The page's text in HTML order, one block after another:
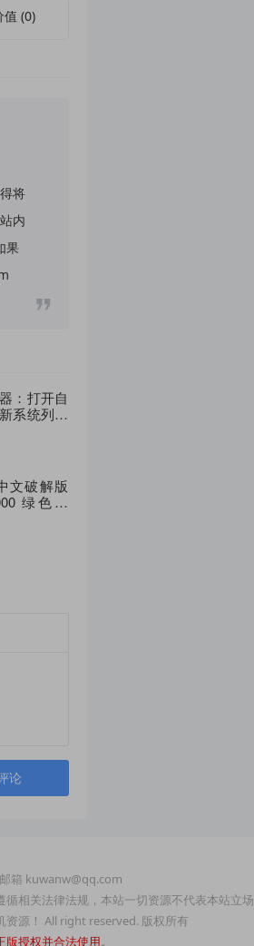
值(0)
将
内
果
：打开自
系统列表
文破解版
绿色便
论
箱 kuwanw@qq.com
相关法律法规，本站一切资源不代表本站立场
资源！ All right reserved. 版权所有
授权并合法使用。